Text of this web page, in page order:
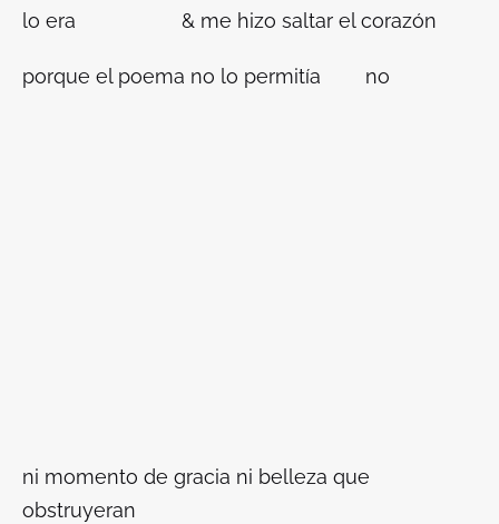
lo era & me hizo saltar el corazón
porque el poema no lo permitía no
ni momento de gracia ni belleza que
obstruyeran